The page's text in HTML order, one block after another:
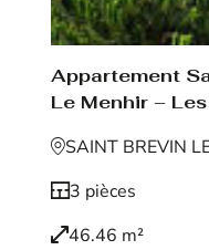
Appartement
Le Menhir –
SAINT BREVIN
3 pièces
46.46 m²